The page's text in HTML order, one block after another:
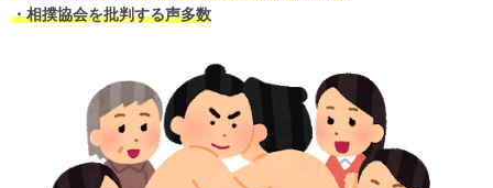
・相撲協会を批判する声多数